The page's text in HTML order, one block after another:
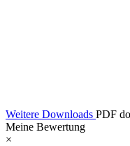
Weitere Downloads PDF
Meine Bewertung
×